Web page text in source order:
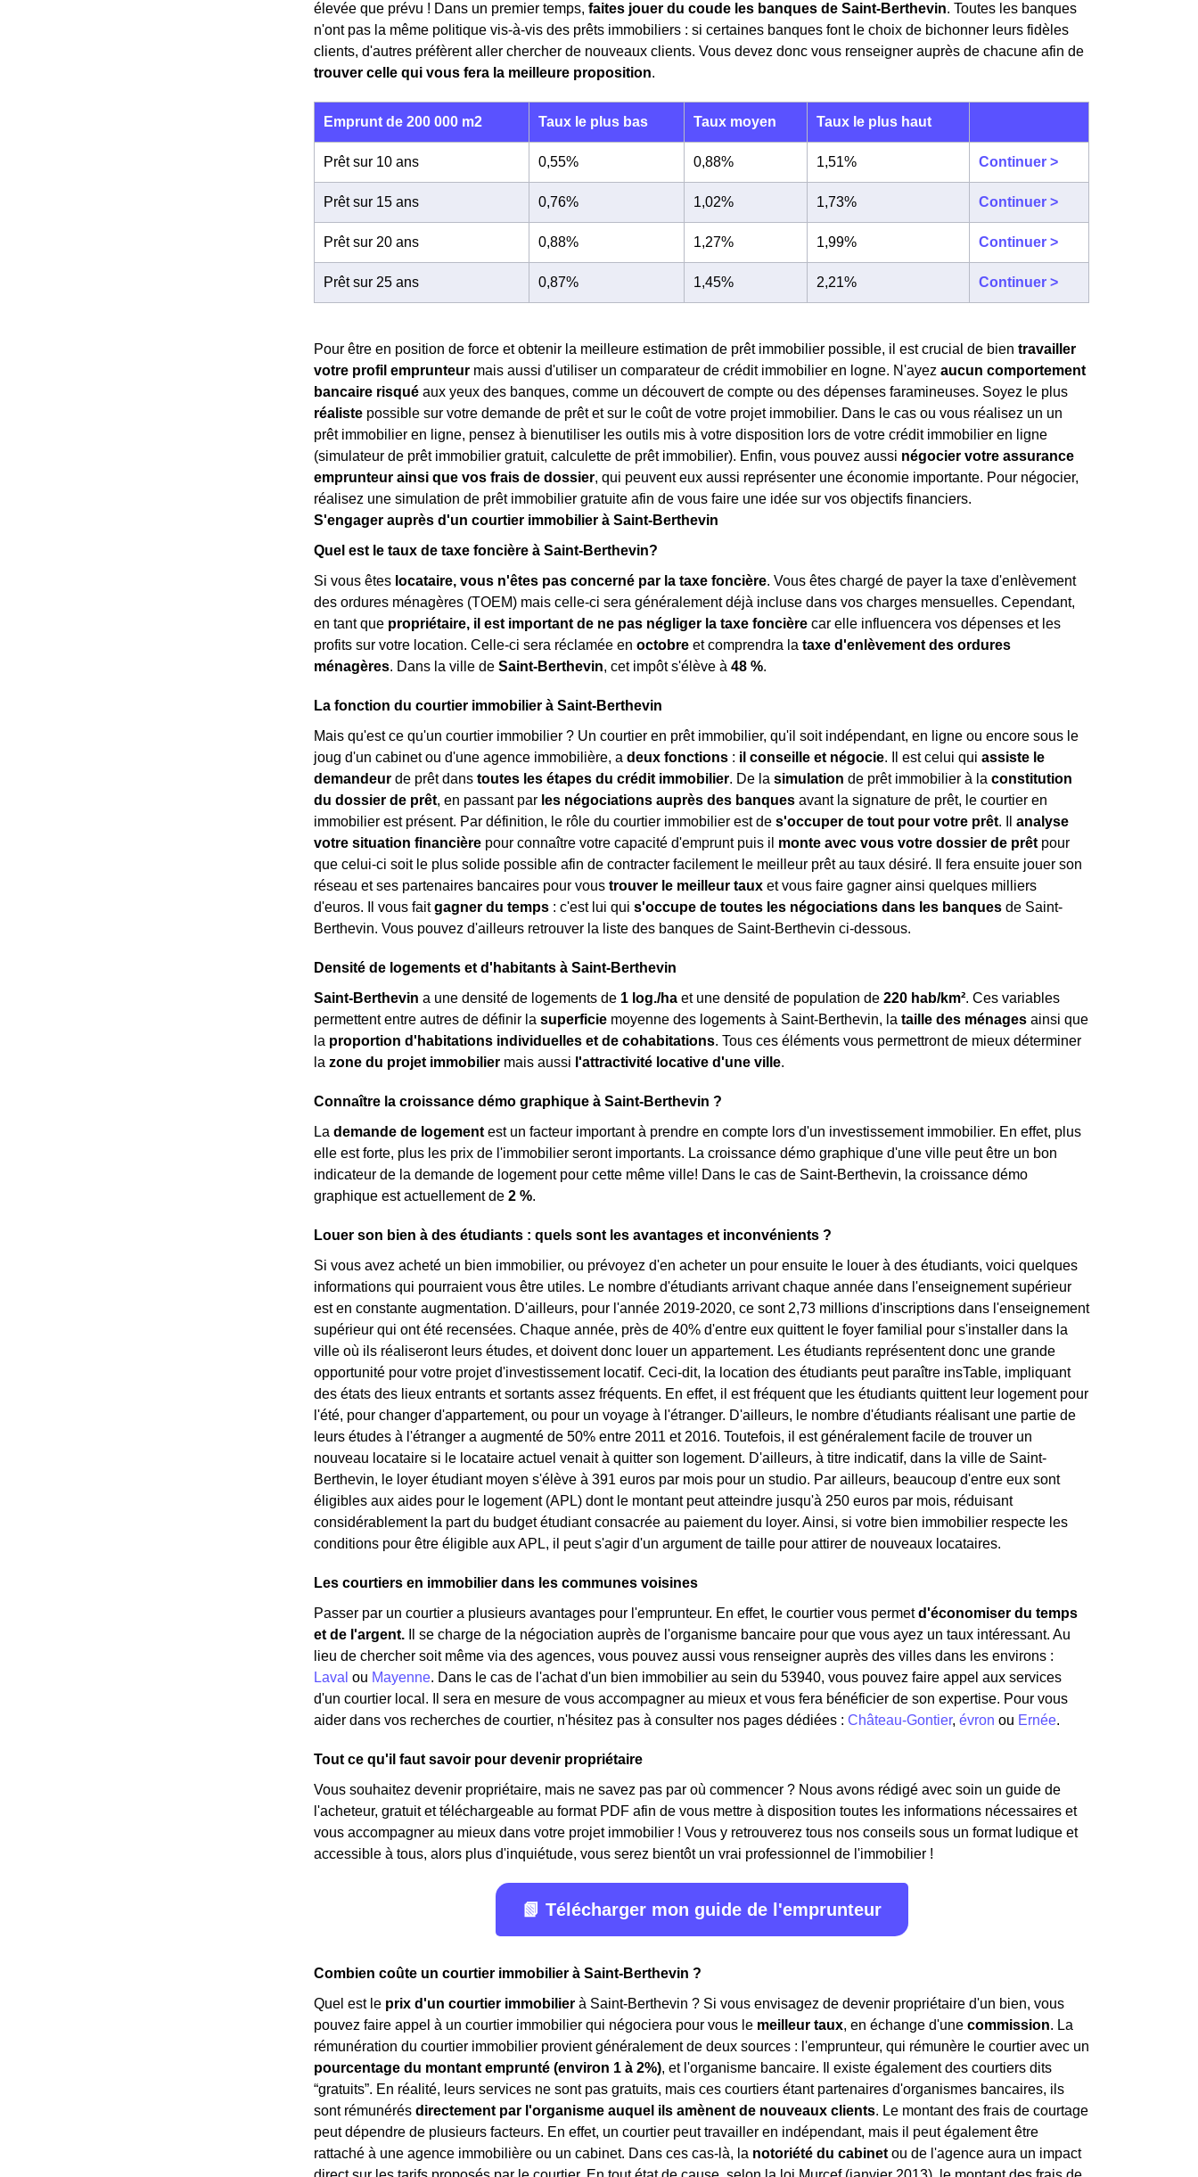
élevée que prévu ! Dans un premier temps, faites jouer du coude les banques de Saint-Berthevin. Toutes les banques
n'ont pas la même politique vis-à-vis des prêts immobiliers : si certaines banques font le choix de bichonner leurs fidèles
clients, d'autres préfèrent aller chercher de nouveaux clients. Vous devez donc vous renseigner auprès de chacune afin de
trouver celle qui vous fera la meilleure proposition.
Emprunt de 200 000 m2 Taux le plus bas Taux moyen Taux le plus haut
Prêt sur 10 ans 0,55% 0,88% 1,51% Continuer >
Prêt sur 15 ans 0,76% 1,02% 1,73% Continuer >
Prêt sur 20 ans 0,88% 1,27% 1,99% Continuer >
Prêt sur 25 ans 0,87% 1,45% 2,21% Continuer >
Pour être en position de force et obtenir la meilleure estimation de prêt immobilier possible, il est crucial de bien travailler
votre profil emprunteur mais aussi d'utiliser un comparateur de crédit immobilier en logne. N'ayez aucun comportement
bancaire risqué aux yeux des banques, comme un découvert de compte ou des dépenses faramineuses. Soyez le plus
réaliste possible sur votre demande de prêt et sur le coût de votre projet immobilier. Dans le cas ou vous réalisez un un
prêt immobilier en ligne, pensez à bienutiliser les outils mis à votre disposition lors de votre crédit immobilier en ligne
(simulateur de prêt immobilier gratuit, calculette de prêt immobilier). Enfin, vous pouvez aussi négocier votre assurance
emprunteur ainsi que vos frais de dossier, qui peuvent eux aussi représenter une économie importante. Pour négocier,
réalisez une simulation de prêt immobilier gratuite afin de vous faire une idée sur vos objectifs financiers.
S'engager auprès d'un courtier immobilier à Saint-Berthevin
Quel est le taux de taxe foncière à Saint-Berthevin?
Si vous êtes locataire, vous n'êtes pas concerné par la taxe foncière. Vous êtes chargé de payer la taxe d'enlèvement
des ordures ménagères (TOEM) mais celle-ci sera généralement déjà incluse dans vos charges mensuelles. Cependant,
en tant que propriétaire, il est important de ne pas négliger la taxe foncière car elle influencera vos dépenses et les
profits sur votre location. Celle-ci sera réclamée en octobre et comprendra la taxe d'enlèvement des ordures
ménagères. Dans la ville de Saint-Berthevin, cet impôt s'élève à 48 %.
La fonction du courtier immobilier à Saint-Berthevin
Mais qu'est ce qu'un courtier immobilier ? Un courtier en prêt immobilier, qu'il soit indépendant, en ligne ou encore sous le
joug d'un cabinet ou d'une agence immobilière, a deux fonctions : il conseille et négocie. Il est celui qui assiste le
demandeur de prêt dans toutes les étapes du crédit immobilier. De la simulation de prêt immobilier à la constitution
du dossier de prêt, en passant par les négociations auprès des banques avant la signature de prêt, le courtier en
immobilier est présent. Par définition, le rôle du courtier immobilier est de s'occuper de tout pour votre prêt. Il
analyse
votre situation financière pour connaître votre capacité d'emprunt puis il monte avec vous votre dossier de prêt pour
que celui-ci soit le plus solide possible afin de contracter facilement le meilleur prêt au taux désiré. Il fera ensuite jouer son
réseau et ses partenaires bancaires pour vous trouver le meilleur taux et vous faire gagner ainsi quelques milliers
d'euros. Il vous faitgagner du temps : c'est lui qui s'occupe de toutes les négociations dans les banques de Saint-
Berthevin. Vous pouvez d'ailleurs retrouver la liste des banques de Saint-Berthevin ci-dessous.
Densité de logements et d'habitants à Saint-Berthevin
Saint-Berthevin a une densité de logements de 1 log./ha et une densité de population de 220 hab/km². Ces variables
permettent entre autres de définir la superficie moyenne des logements à Saint-Berthevin, la taille des ménages ainsi que
la proportion d'habitations individuelles et de cohabitations. Tous ces éléments vous permettront de mieux déterminer
la zone du projet immobilier mais aussi l'attractivité locative d'une ville.
Connaître la croissance démo graphique à Saint-Berthevin ?
La demande de logement est un facteur important à prendre en compte lors d'un investissement immobilier. En effet, plus
elle est forte, plus les prix de l'immobilier seront importants. La croissance démo graphique d'une ville peut être un bon
indicateur de la demande de logement pour cette même ville! Dans le cas de Saint-Berthevin, la croissance démo
graphique est actuellement de 2 %.
Louer son bien à des étudiants : quels sont les avantages et inconvénients ?
Si vous avez acheté un bien immobilier, ou prévoyez d'en acheter un pour ensuite le louer à des étudiants, voici quelques
informations qui pourraient vous être utiles. Le nombre d'étudiants arrivant chaque année dans l'enseignement supérieur
est en constante augmentation. D'ailleurs, pour l'année 2019-2020, ce sont 2,73 millions d'inscriptions dans l'enseignement
supérieur qui ont été recensées. Chaque année, près de 40% d'entre eux quittent le foyer familial pour s'installer dans la
ville où ils réaliseront leurs études, et doivent donc louer un appartement. Les étudiants représentent donc une grande
opportunité pour votre projet d'investissement locatif. Ceci-dit, la location des étudiants peut paraître insTable, impliquant
des états des lieux entrants et sortants assez fréquents. En effet, il est fréquent que les étudiants quittent leur logement pour
l'été, pour changer d'appartement, ou pour un voyage à l'étranger. D'ailleurs, le nombre d'étudiants réalisant une partie de
leurs études à l'étranger a augmenté de 50% entre 2011 et 2016. Toutefois, il est généralement facile de trouver un
nouveau locataire si le locataire actuel venait à quitter son logement. D'ailleurs, à titre indicatif, dans la ville de Saint-
Berthevin, le loyer étudiant moyen s'élève à 391 euros par mois pour un studio. Par ailleurs, beaucoup d'entre eux sont
éligibles aux aides pour le logement (APL) dont le montant peut atteindre jusqu'à 250 euros par mois, réduisant
considérablement la part du budget étudiant consacrée au paiement du loyer. Ainsi, si votre bien immobilier respecte les
conditions pour être éligible aux APL, il peut s'agir d'un argument de taille pour attirer de nouveaux locataires.
Les courtiers en immobilier dans les communes voisines
Passer par un courtier a plusieurs avantages pour l'emprunteur. En effet, le courtier vous permetd'économiser du temps
et de l'argent.
Il se charge de la négociation auprès de l'organisme bancaire pour que vous ayez un taux intéressant. Au
lieu de chercher soit même via des agences, vous pouvez aussi vous renseigner auprès des villes dans les environs :
Laval ou Mayenne. Dans le cas de l'achat d'un bien immobilier au sein du 53940, vous pouvez faire appel aux services
d'un courtier local. Il sera en mesure de vous accompagner au mieux et vous fera bénéficier de son expertise. Pour vous
aider dans vos recherches de courtier, n'hésitez pas à consulter nos pages dédiées : Château-Gontier, évron ou Ernée.
Tout ce qu'il faut savoir pour devenir propriétaire
Vous souhaitez devenir propriétaire, mais ne savez pas par où commencer ? Nous avons rédigé avec soin un guide de
l'acheteur, gratuit et téléchargeable au format PDF afin de vous mettre à disposition toutes les informations nécessaires et
vous accompagner au mieux dans votre projet immobilier ! Vous y retrouverez tous nos conseils sous un format ludique et
accessible à tous, alors plus d'inquiétude, vous serez bientôt un vrai professionnel de l'immobilier !
📗 Télécharger mon guide de l'emprunteur
Combien coûte un courtier immobilier à Saint-Berthevin ?
Quel est le prix d'un courtier immobilier à Saint-Berthevin ? Si vous envisagez de devenir propriétaire d'un bien, vous
pouvez faire appel à un courtier immobilier qui négociera pour vous le meilleur taux, en échange d'une commission. La
rémunération du courtier immobilier provient généralement de deux sources : l'emprunteur, qui rémunère le courtier avec un
pourcentage du montant emprunté (environ 1 à 2%), et l'organisme bancaire. Il existe également des courtiers dits
“gratuits”. En réalité, leurs services ne sont pas gratuits, mais ces courtiers étant partenaires d'organismes bancaires, ils
sont rémunérés directement par l'organisme auquel ils amènent de nouveaux clients. Le montant des frais de courtage
peut dépendre de plusieurs facteurs. En effet, un courtier peut travailler en indépendant, mais il peut également être
rattaché à une agence immobilière ou un cabinet. Dans ces cas-là, la notoriété du cabinet ou de l'agence aura un impact